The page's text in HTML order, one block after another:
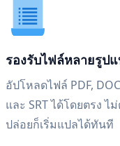
รองรับไฟล์หลายรูป
อัปโหลดไฟล์ PDF,
และ SRT ได้โดยตรง ไ
ปล่อยก็เริ่มแปลได้ทันที